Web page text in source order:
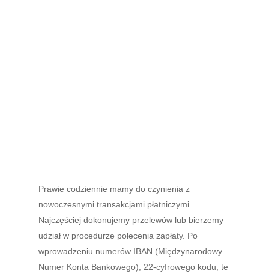
Prawie codziennie mamy do czynienia z
nowoczesnymi transakcjami płatniczymi.
Najczęściej dokonujemy przelewów lub bierzemy
udział w procedurze polecenia zapłaty. Po
wprowadzeniu numerów IBAN (Międzynarodowy
Numer Konta Bankowego), 22-cyfrowego kodu, te